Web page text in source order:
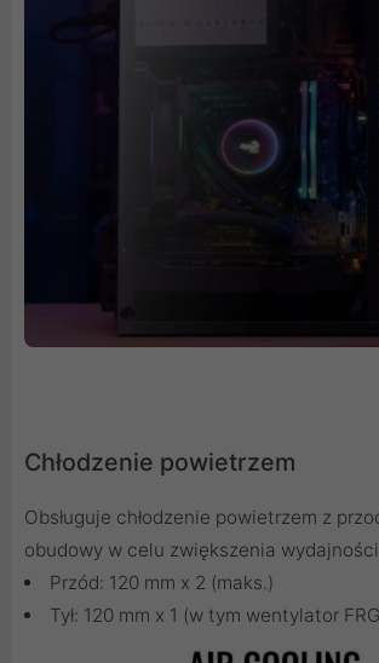
Chłodzenie powietrzem
Obsługuje chłodzenie powietrzem z
obudowy w celu zwiększenia wydajności
Przód: 120 mm x 2 (maks.)
Tył: 120 mm x 1 (w tym wentylator